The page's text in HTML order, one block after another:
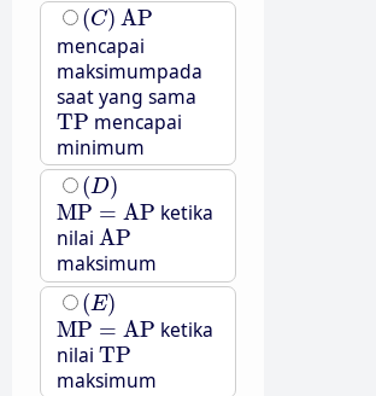
(C)
(C) AP
AP
mencapai
maksimumpada
saat yang sama
TP
TP mencapai
minimum
(D)
(D)
MP = AP
MP=AP
ketika
nilai AP
AP
maksimum
(E)
(E)
MP = AP
MP=AP
ketika
nilai TP
TP
maksimum